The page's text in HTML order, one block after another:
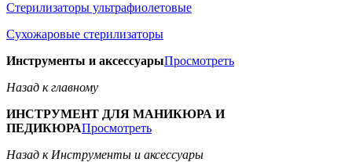
Стерилизаторы ультрафиолетовые
Сухожаровые стерилизаторы
Инструменты и аксессуарыПросмотреть
Назад к главному
ИНСТРУМЕНТ ДЛЯ МАНИКЮРА И
ПЕДИКЮРАПросмотреть
Назад к Инструменты и аксессуары